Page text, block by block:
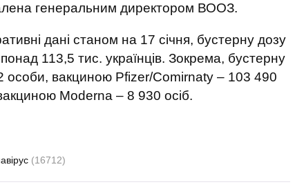
генеральним директором ВООЗ.
дані станом на 17 січня, бустерну дозу
113,5 тис. українців. Зокрема, бустерну
вакциною Pfizer/Comirnaty – 103 490
Moderna – 8 930 осіб.
(16712)